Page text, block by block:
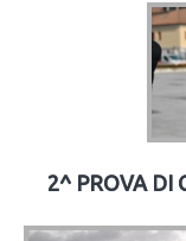
2^ PROVA DI